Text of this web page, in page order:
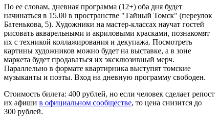
По ее словам, дневная программа (12+) оба дня будет
начинаться в 15.00 в пространстве "Тайный Томск" (переулок
Батенькова, 5). Художники на мастер-классах научат гостей
рисовать акварельными и акриловыми красками, познакомят
их с техникой коллажирования и декупажа. Посмотреть
картины художников можно будет на выставке, а в зоне
маркета будет продаваться их эксклюзивный мерч.
Параллельно в формате квартирника выступят томские
музыканты и поэты. Вход на дневную программу свободен.
Стоимость билета: 400 рублей, но если человек сделает репост
их афиши в официальном сообществе, то цена снизится до
300 рублей.